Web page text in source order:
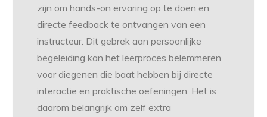
zijn om hands-on ervaring op te doen en
directe feedback te ontvangen van een
instructeur. Dit gebrek aan persoonlijke
begeleiding kan het leerproces belemmeren
voor diegenen die baat hebben bij directe
interactie en praktische oefeningen. Het is
daarom belangrijk om zelf extra